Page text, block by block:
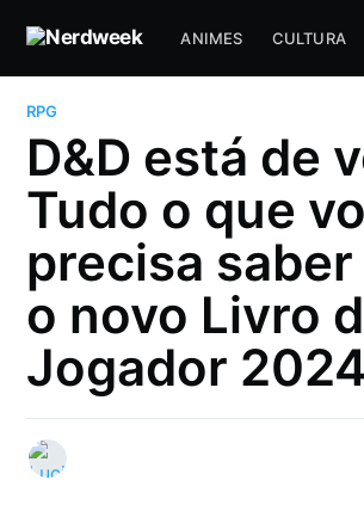
ANIMES CULTURA
RPG
D&D está de
Tudo o que
precisa
o novo Livro
Jogador 2024